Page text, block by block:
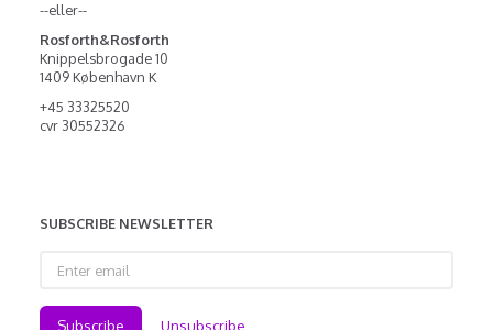
--eller--
Rosforth&Rosforth
Knippelsbrogade 10
1409 København K
+45 33325520
cvr 30552326
SUBSCRIBE NEWSLETTER
email
Subscribe Unsubscribe